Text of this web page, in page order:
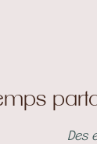
Des